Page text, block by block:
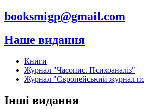
booksmigp@gmail.com
Наше видання
Книги
Журнал "Часопис. Психоаналіз"
Журнал "Європейський журнал
Інші видання